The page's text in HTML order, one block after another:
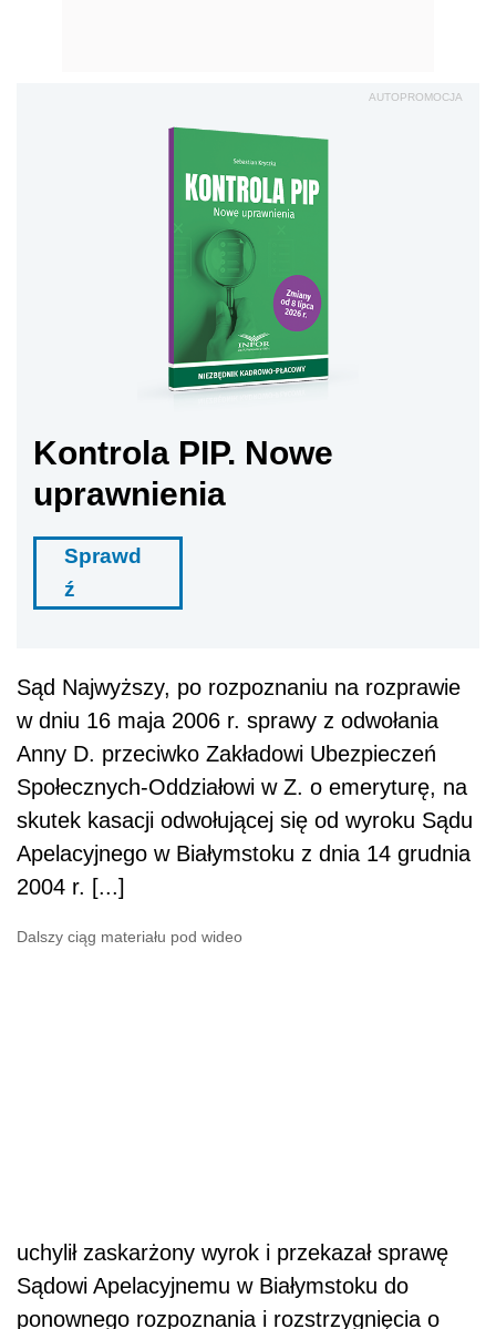
AUTOPROMOCJA
Kontrola PIP. Nowe
uprawnienia
Sprawd
ź
Sąd Najwyższy, po rozpoznaniu na rozprawie
w dniu 16 maja 2006 r. sprawy z odwołania
Anny D. przeciwko Zakładowi Ubezpieczeń
Społecznych-Oddziałowi w Z. o emeryturę, na
skutek kasacji odwołującej się od wyroku Sądu
Apelacyjnego w Białymstoku z dnia 14 grudnia
2004 r. [...]
Dalszy ciąg materiału pod wideo
uchylił zaskarżony wyrok i przekazał sprawę
Sądowi Apelacyjnemu w Białymstoku do
ponownego rozpoznania i rozstrzygnięcia o